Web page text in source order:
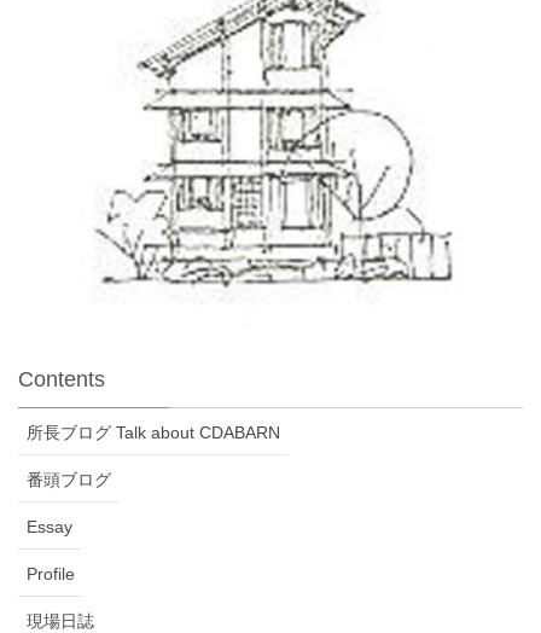
Contents
所長ブログ Talk about CDABARN
番頭ブログ
Essay
Profile
現場日誌